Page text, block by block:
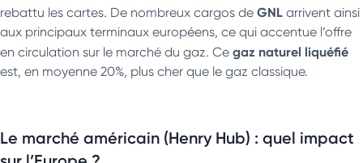
rebattu les cartes. De nombreux cargos de GNL arrivent ainsi
aux principaux terminaux européens, ce qui accentue l’offre
en circulation sur le marché du gaz. Ce gaz naturel liquéfié
est, en moyenne 20%, plus cher que le gaz classique.
Le marché américain (Henry Hub) : quel impact